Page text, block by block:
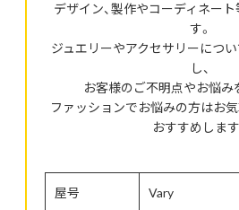
デザイン、製作やコーディネー
す。
ジュエリーやアクセサリーにつ
し、
お客様のご不明点やお悩み
ファッションでお悩みの方はお
おすすめします
屋号 Vary